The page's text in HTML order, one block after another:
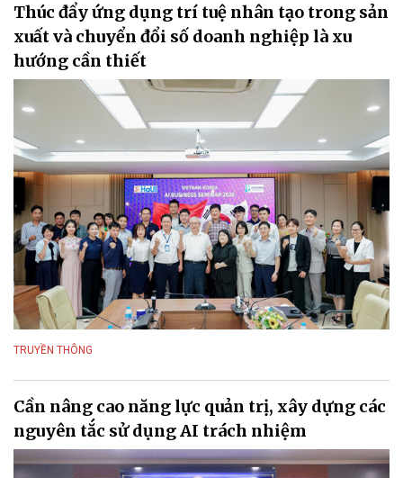
Thúc đẩy ứng dụng trí tuệ nhân tạo trong sản
xuất và chuyển đổi số doanh nghiệp là xu
hướng cần thiết
TRUYỀN THÔNG
Cần nâng cao năng lực quản trị, xây dựng các
nguyên tắc sử dụng AI trách nhiệm